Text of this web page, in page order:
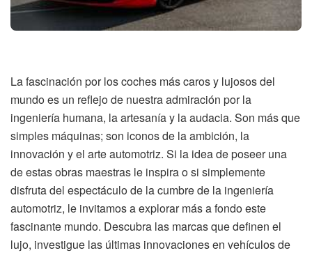
La fascinación por los coches más caros y lujosos del
mundo es un reflejo de nuestra admiración por la
ingeniería humana, la artesanía y la audacia. Son más que
simples máquinas; son iconos de la ambición, la
innovación y el arte automotriz. Si la idea de poseer una
de estas obras maestras le inspira o si simplemente
disfruta del espectáculo de la cumbre de la ingeniería
automotriz, le invitamos a explorar más a fondo este
fascinante mundo. Descubra las marcas que definen el
lujo, investigue las últimas innovaciones en vehículos de